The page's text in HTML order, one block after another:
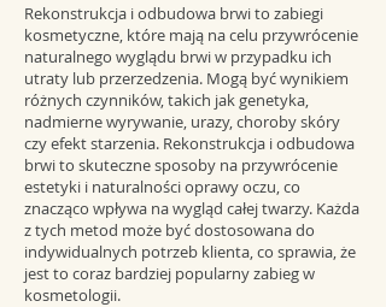
Rekonstrukcja i odbudowa brwi to zabiegi
kosmetyczne, które mają na celu przywrócenie
naturalnego wyglądu brwi w przypadku ich
utraty lub przerzedzenia. Mogą być wynikiem
różnych czynników, takich jak genetyka,
nadmierne wyrywanie, urazy, choroby skóry
czy efekt starzenia. Rekonstrukcja i odbudowa
brwi to skuteczne sposoby na przywrócenie
estetyki i naturalności oprawy oczu, co
znacząco wpływa na wygląd całej twarzy. Każda
z tych metod może być dostosowana do
indywidualnych potrzeb klienta, co sprawia, że
jest to coraz bardziej popularny zabieg w
kosmetologii.